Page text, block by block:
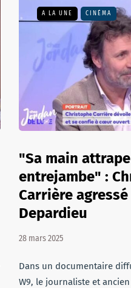
A LA UNE CINÉMA
"Sa main
entrejambe" :
Carrière
Depardieu
28 mars 2025
Dans un documentaire
W9, le journaliste et